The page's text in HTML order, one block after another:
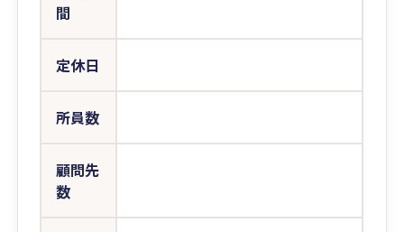
間
定休日
所員数
顧問先
数